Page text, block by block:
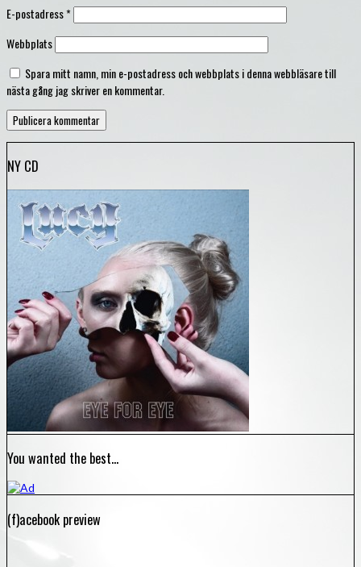
E-postadress*
Webbplats
Spara mitt namn, min e-postadress och webbplats i denna webbläsare till
nästa gång jag skriver en kommentar.
NY CD
You wanted the best…
(f)acebook preview